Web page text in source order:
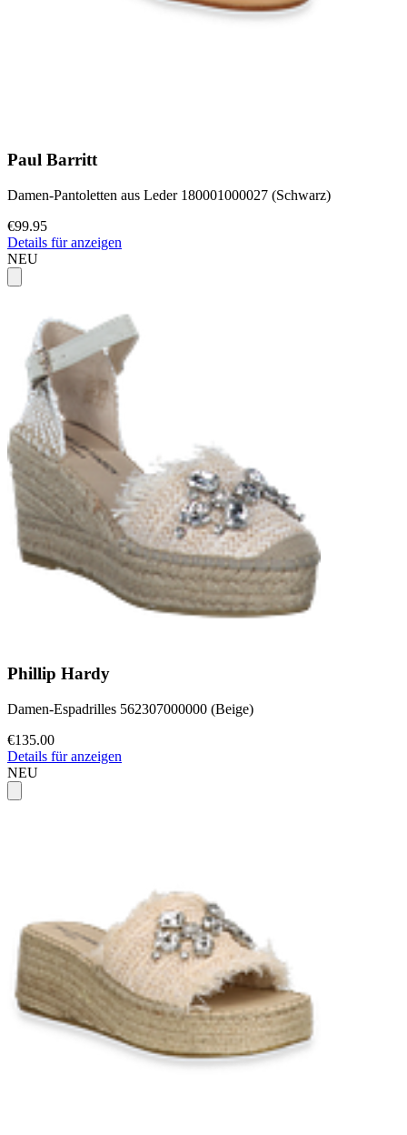
Paul Barritt
Damen-Pantoletten aus Leder 180001000027 (Schwarz)
€99.95
Details für anzeigen
NEU
Phillip Hardy
Damen-Espadrilles 562307000000 (Beige)
€135.00
Details für anzeigen
NEU